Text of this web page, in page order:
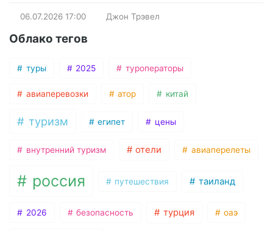
06.07.2026 17:00 Джон Трэвел
Облако тегов
туры 2025 туроператоры
авиаперевозки атор китай
туризм египет цены
внутренний туризм отели авиаперелеты
россия путешествия таиланд
2026 безопасность турция оаэ